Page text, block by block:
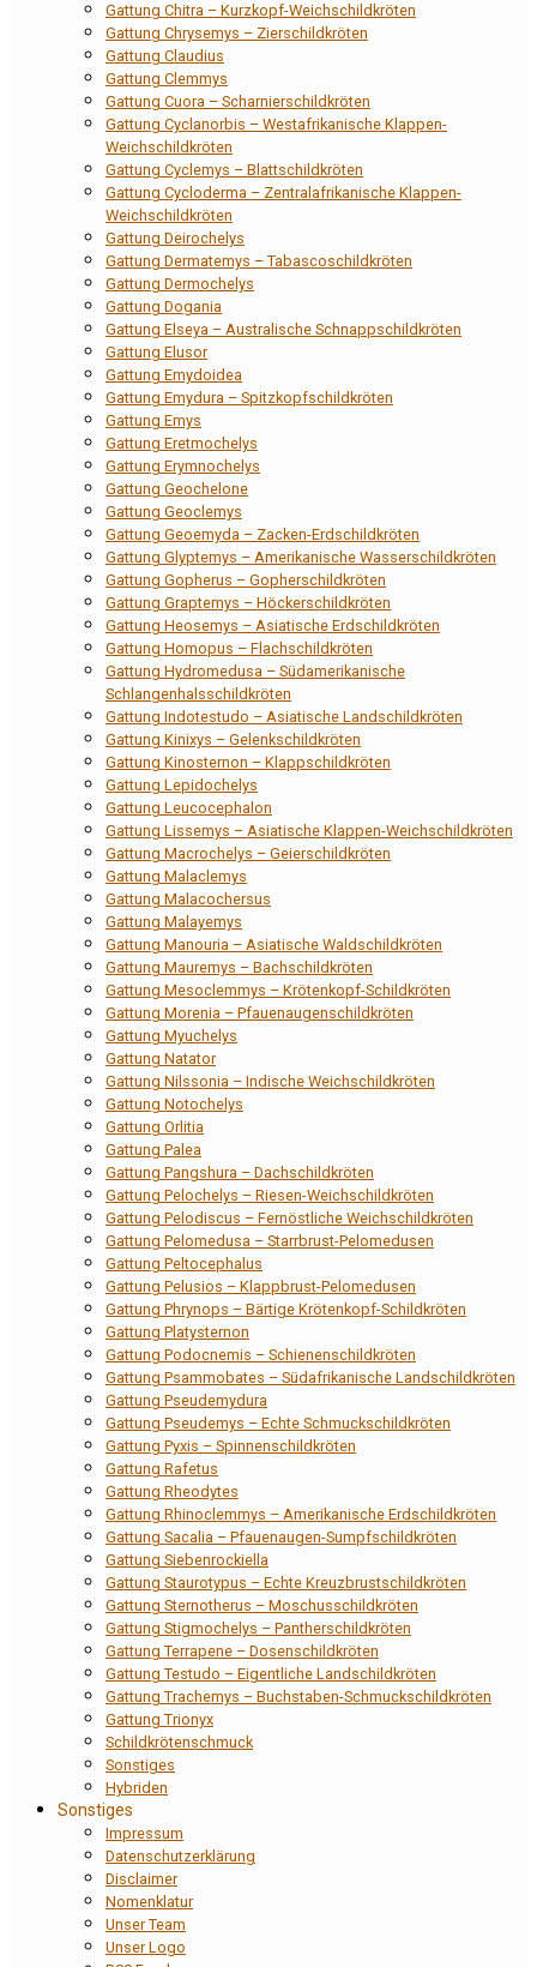
Gattung Chitra – Kurzkopf-Weichschildkröten
Gattung Chrysemys – Zierschildkröten
Gattung Claudius
Gattung Clemmys
Gattung Cuora – Scharnierschildkröten
Gattung Cyclanorbis – Westafrikanische Klappen-
Weichschildkröten
Gattung Cyclemys – Blattschildkröten
Gattung Cycloderma – Zentralafrikanische Klappen-
Weichschildkröten
Gattung Deirochelys
Gattung Dermatemys – Tabascoschildkröten
Gattung Dermochelys
Gattung Dogania
Gattung Elseya – Australische Schnappschildkröten
Gattung Elusor
Gattung Emydoidea
Gattung Emydura – Spitzkopfschildkröten
Gattung Emys
Gattung Eretmochelys
Gattung Erymnochelys
Gattung Geochelone
Gattung Geoclemys
Gattung Geoemyda – Zacken-Erdschildkröten
Gattung Glyptemys – Amerikanische Wasserschildkröten
Gattung Gopherus – Gopherschildkröten
Gattung Graptemys – Höckerschildkröten
Gattung Heosemys – Asiatische Erdschildkröten
Gattung Homopus – Flachschildkröten
Gattung Hydromedusa – Südamerikanische
Schlangenhalsschildkröten
Gattung Indotestudo – Asiatische Landschildkröten
Gattung Kinixys – Gelenkschildkröten
Gattung Kinosternon – Klappschildkröten
Gattung Lepidochelys
Gattung Leucocephalon
Gattung Lissemys – Asiatische Klappen-Weichschildkröten
Gattung Macrochelys – Geierschildkröten
Gattung Malaclemys
Gattung Malacochersus
Gattung Malayemys
Gattung Manouria – Asiatische Waldschildkröten
Gattung Mauremys – Bachschildkröten
Gattung Mesoclemmys – Krötenkopf-Schildkröten
Gattung Morenia – Pfauenaugenschildkröten
Gattung Myuchelys
Gattung Natator
Gattung Nilssonia – Indische Weichschildkröten
Gattung Notochelys
Gattung Orlitia
Gattung Palea
Gattung Pangshura – Dachschildkröten
Gattung Pelochelys – Riesen-Weichschildkröten
Gattung Pelodiscus – Fernöstliche Weichschildkröten
Gattung Pelomedusa – Starrbrust-Pelomedusen
Gattung Peltocephalus
Gattung Pelusios – Klappbrust-Pelomedusen
Gattung Phrynops – Bärtige Krötenkopf-Schildkröten
Gattung Platysternon
Gattung Podocnemis – Schienenschildkröten
Gattung Psammobates – Südafrikanische Landschildkröten
Gattung Pseudemydura
Gattung Pseudemys – Echte Schmuckschildkröten
Gattung Pyxis – Spinnenschildkröten
Gattung Rafetus
Gattung Rheodytes
Gattung Rhinoclemmys – Amerikanische Erdschildkröten
Gattung Sacalia – Pfauenaugen-Sumpfschildkröten
Gattung Siebenrockiella
Gattung Staurotypus – Echte Kreuzbrustschildkröten
Gattung Sternotherus – Moschusschildkröten
Gattung Stigmochelys – Pantherschildkröten
Gattung Terrapene – Dosenschildkröten
Gattung Testudo – Eigentliche Landschildkröten
Gattung Trachemys – Buchstaben-Schmuckschildkröten
Gattung Trionyx
Schildkrötenschmuck
Sonstiges
Hybriden
Sonstiges
Impressum
Datenschutzerklärung
Disclaimer
Nomenklatur
Unser Team
Unser Logo